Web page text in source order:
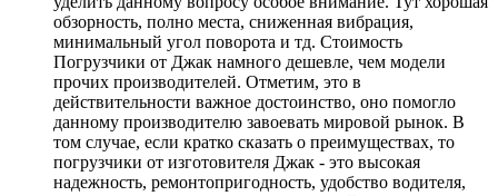
обзорность, полно места, сниженная вибрация,
минимальный угол поворота и тд. Стоимость
Погрузчики от Джак намного дешевле, чем модели
прочих производителей. Отметим, это в
действительности важное достоинство, оно помогло
данному производителю завоевать мировой рынок. В
том случае, если кратко сказать о преимуществах, то
погрузчики от изготовителя Джак - это высокая
надежность, ремонтопригодность, удобство водителя,